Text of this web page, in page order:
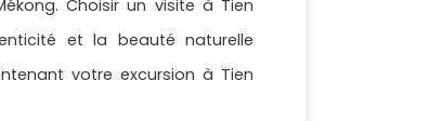
Choisir un visite à Tien
et la beauté naturelle
votre excursion à Tien